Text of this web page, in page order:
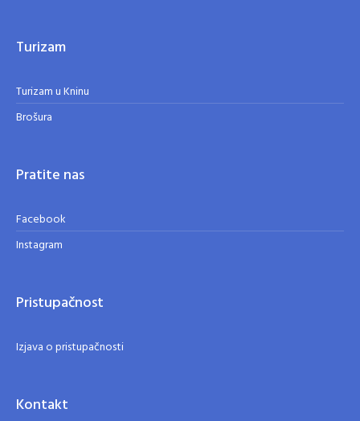
Turizam
Turizam u Kninu
Brošura
Pratite nas
Facebook
Instagram
Pristupačnost
Izjava o pristupačnosti
Kontakt